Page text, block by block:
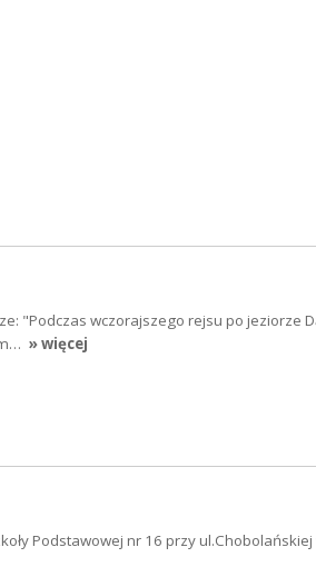
"Podczas wczorajszego rejsu po jeziorze
» więcej
Podstawowej nr 16 przy ul.Chobolańskiej